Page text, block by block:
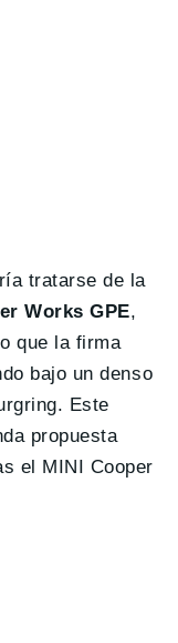
tratarse de la
Works GPE,
que la firma
bajo un denso
Este
propuesta
el MINI Cooper